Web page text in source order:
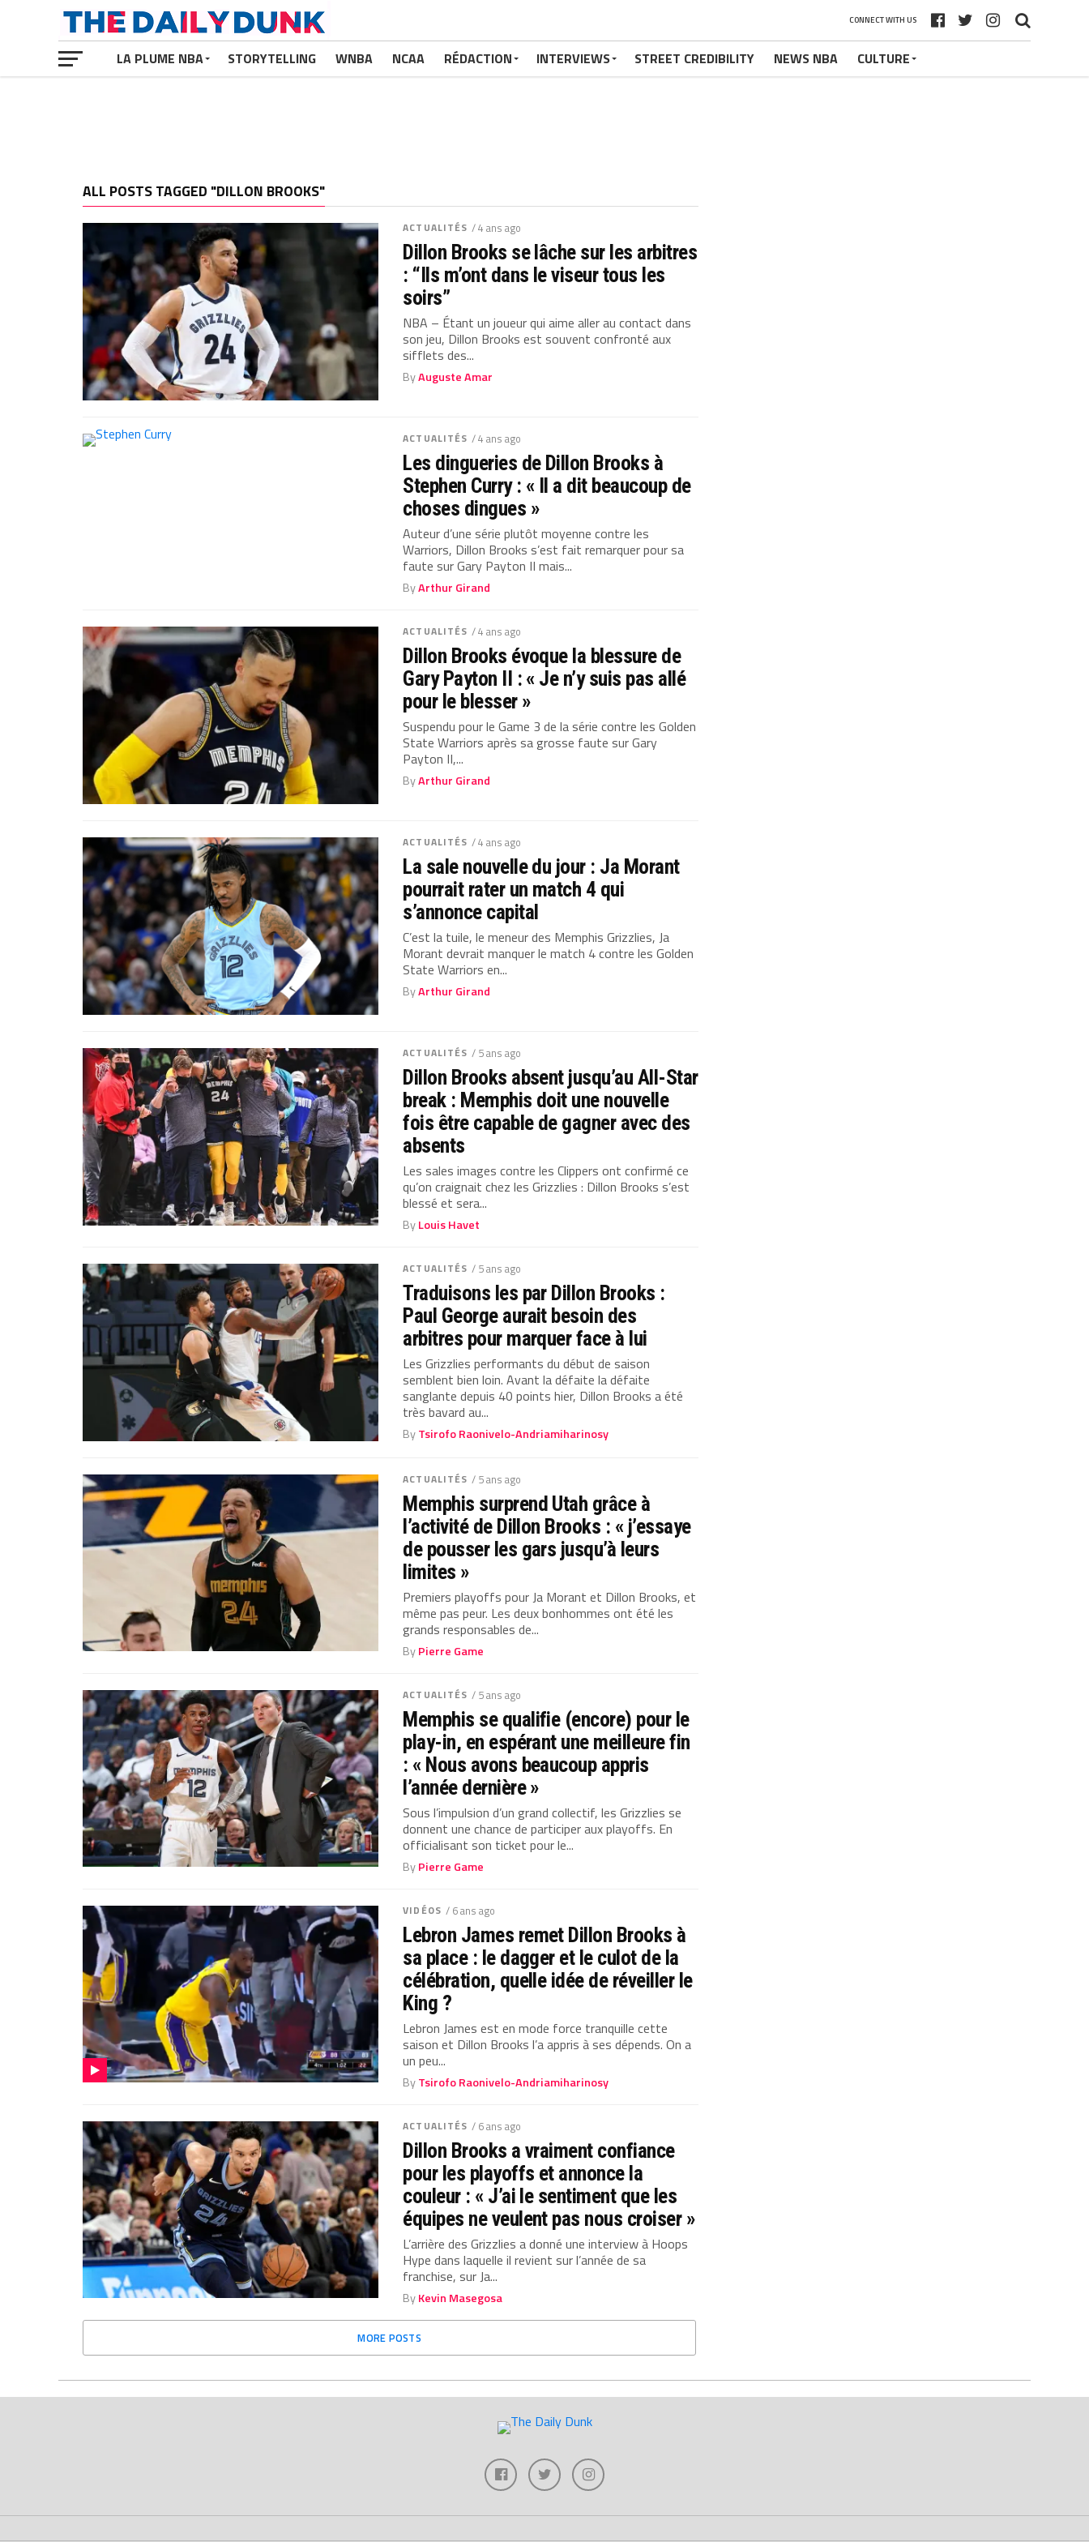
CONNECT WITH US
LA PLUME NBA STORYTELLING WNBA NCAA RÉDACTION INTERVIEWS STREET CREDIBILITY NEWS NBA CULTURE
ALL POSTS TAGGED "DILLON BROOKS"
ACTUALITÉS / 4 ans ago
Dillon Brooks se lâche sur les arbitres
: “Ils m’ont dans le viseur tous les
soirs”
NBA – Étant un joueur qui aime aller au contact dans
son jeu, Dillon Brooks est souvent confronté aux
sifflets des...
ByAuguste Amar
ACTUALITÉS / 4 ans ago
Les dingueries de Dillon Brooks à
Stephen Curry : « Il a dit beaucoup de
choses dingues »
Auteur d’une série plutôt moyenne contre les
Warriors, Dillon Brooks s’est fait remarquer pour sa
faute sur Gary Payton II mais...
ByArthur Girand
ACTUALITÉS / 4 ans ago
Dillon Brooks évoque la blessure de
Gary Payton II : « Je n’y suis pas allé
pour le blesser »
Suspendu pour le Game 3 de la série contre les Golden
State Warriors après sa grosse faute sur Gary
Payton II,...
ByArthur Girand
ACTUALITÉS / 4 ans ago
La sale nouvelle du jour : Ja Morant
pourrait rater un match 4 qui
s’annonce capital
C’est la tuile, le meneur des Memphis Grizzlies, Ja
Morant devrait manquer le match 4 contre les Golden
State Warriors en...
ByArthur Girand
ACTUALITÉS / 5 ans ago
Dillon Brooks absent jusqu’au All-Star
break : Memphis doit une nouvelle
fois être capable de gagner avec des
absents
Les sales images contre les Clippers ont confirmé ce
qu’on craignait chez les Grizzlies : Dillon Brooks s’est
blessé et sera...
ByLouis Havet
ACTUALITÉS / 5 ans ago
Traduisons les par Dillon Brooks :
Paul George aurait besoin des
arbitres pour marquer face à lui
Les Grizzlies performants du début de saison
semblent bien loin. Avant la défaite la défaite
sanglante depuis 40 points hier, Dillon Brooks a été
très bavard au...
ByTsirofo Raonivelo-Andriamiharinosy
ACTUALITÉS / 5 ans ago
Memphis surprend Utah grâce à
l’activité de Dillon Brooks : « j’essaye
de pousser les gars jusqu’à leurs
limites »
Premiers playoffs pour Ja Morant et Dillon Brooks, et
même pas peur. Les deux bonhommes ont été les
grands responsables de...
ByPierre Game
ACTUALITÉS / 5 ans ago
Memphis se qualifie (encore) pour le
play-in, en espérant une meilleure fin
: « Nous avons beaucoup appris
l’année dernière »
Sous l’impulsion d’un grand collectif, les Grizzlies se
donnent une chance de participer aux playoffs. En
officialisant son ticket pour le...
ByPierre Game
VIDÉOS / 6 ans ago
Lebron James remet Dillon Brooks à
sa place : le dagger et le culot de la
célébration, quelle idée de réveiller le
King ?
Lebron James est en mode force tranquille cette
saison et Dillon Brooks l’a appris à ses dépends. On a
un peu...
ByTsirofo Raonivelo-Andriamiharinosy
ACTUALITÉS / 6 ans ago
Dillon Brooks a vraiment confiance
pour les playoffs et annonce la
couleur : « J’ai le sentiment que les
équipes ne veulent pas nous croiser »
L’arrière des Grizzlies a donné une interview à Hoops
Hype dans laquelle il revient sur l’année de sa
franchise, sur Ja...
ByKevin Masegosa
MORE POSTS